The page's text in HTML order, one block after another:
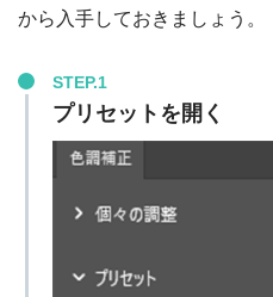
から入手しておきましょう。
STEP.1
プリセットを開く